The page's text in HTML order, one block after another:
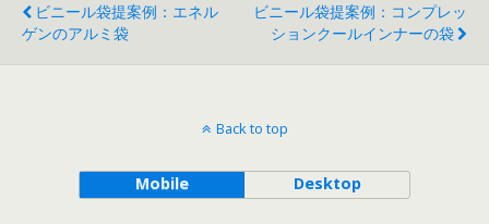
ビニール袋提案例：エネル
ゲンのアルミ袋
ビニール袋提案例：コンプレッ
ションクールインナーの袋
Back to top
Mobile Desktop